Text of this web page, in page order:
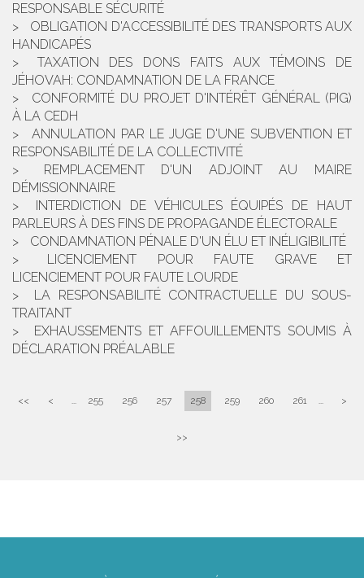
RESPONSABLE SÉCURITÉ
OBLIGATION D'ACCESSIBILITÉ DES TRANSPORTS AUX
HANDICAPÉS
TAXATION DES DONS FAITS AUX TÉMOINS DE
JÉHOVAH: CONDAMNATION DE LA FRANCE
CONFORMITÉ DU PROJET D'INTÉRÊT GÉNÉRAL (PIG)
À LA CEDH
ANNULATION PAR LE JUGE D'UNE SUBVENTION ET
RESPONSABILITÉ DE LA COLLECTIVITÉ
REMPLACEMENT D'UN ADJOINT AU MAIRE
DÉMISSIONNAIRE
INTERDICTION DE VÉHICULES ÉQUIPÉS DE HAUT
PARLEURS À DES FINS DE PROPAGANDE ÉLECTORALE
CONDAMNATION PÉNALE D'UN ÉLU ET INÉLIGIBILITÉ
LICENCIEMENT POUR FAUTE GRAVE ET
LICENCIEMENT POUR FAUTE LOURDE
LA RESPONSABILITÉ CONTRACTUELLE DU SOUS-
TRAITANT
EXHAUSSEMENTS ET AFFOUILLEMENTS SOUMIS À
DÉCLARATION PRÉALABLE
<< < ... 255 256 257 258 259 260 261 ... >
>>